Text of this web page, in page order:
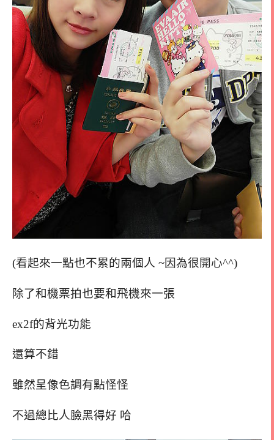
(看起來一點也不累的兩個人 ~因為很開心^^)
除了和機票拍也要和飛機來一張
ex2f的背光功能
還算不錯
雖然呈像色調有點怪怪
不過總比人臉黑得好 哈